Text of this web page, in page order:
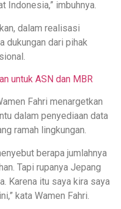
Indonesia,” imbuhnya.
dalam realisasi
dukungan dari pihak
untuk ASN dan MBR
Fahri menargetkan
dalam penyediaan data
ramah lingkungan.
berapa jumlahnya
Tapi rupanya Jepang
Karena itu saya kira saya
kata Wamen Fahri.